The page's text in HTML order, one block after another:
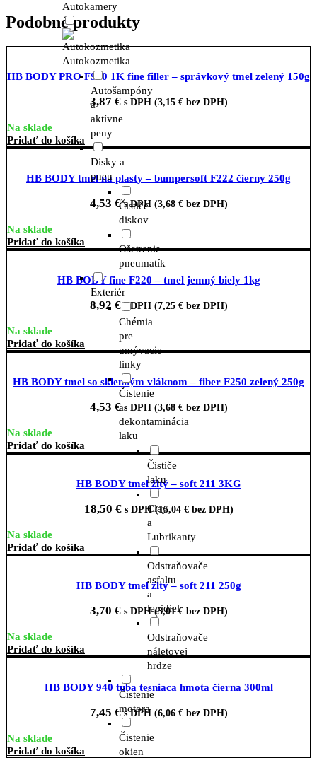
Autokamery
Autokozmetika
Autošampóny
a
aktívne
peny
Disky a
pneu
Čističe
diskov
Ošetrenie
pneumatík
Exteriér
Chémia
pre
umývacie
linky
Čistenie
a
dekontaminácia
laku
Čističe
laku
Clay
a
Lubrikanty
Odstraňovače
asfaltu
a
lepidiel
Odstraňovače
náletovej
hrdze
Čistenie
motora
Čistenie
okien
Podobné produkty
HB BODY PRO F980 1K fine filler – správkový tmel zelený 150g
3,87 € s DPH (3,15 €bez DPH)
Na sklade
Pridať do košíka
HB BODY tmel na plasty – bumpersoft F222 čierny 250g
4,53 € s DPH (3,68 €bez DPH)
Na sklade
Pridať do košíka
HB BODY fine F220 – tmel jemný biely 1kg
8,92 € s DPH (7,25 €bez DPH)
Na sklade
Pridať do košíka
HB BODY tmel so sklenným vláknom – fiber F250 zelený 250g
4,53 € s DPH (3,68 €bez DPH)
Na sklade
Pridať do košíka
HB BODY tmel žltý – soft 211 3KG
18,50 € s DPH (15,04 €bez DPH)
Na sklade
Pridať do košíka
HB BODY tmel žltý – soft 211 250g
3,70 € s DPH (3,01€bez DPH)
Na sklade
Pridať do košíka
HB BODY 940 tuba tesniaca hmota čierna 300ml
7,45 € s DPH (6,06 €bez DPH)
Na sklade
Pridať do košíka